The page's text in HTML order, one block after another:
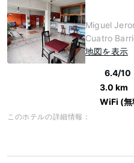
Miguel
Cuatro
地図を表示
6.4/10
3.0 km
WiFi (無
このホテルの詳細情報：